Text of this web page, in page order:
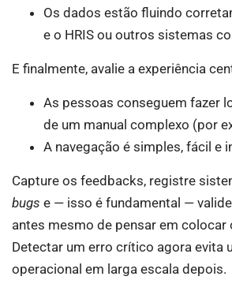
Os dados estão fluindo
e o HRIS ou outros sistemas
E finalmente, avalie a experiência
As pessoas conseguem fazer
de um manual complexo (por
A navegação é simples, fácil e
Capture os feedbacks, registre
bugs e — isso é fundamental —
antes mesmo de pensar em colocar
Detectar um erro crítico agora evita
operacional em larga escala depois.